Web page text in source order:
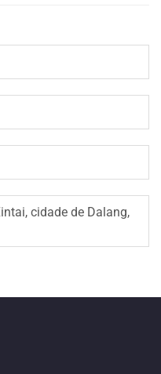
cidade de Dalang,